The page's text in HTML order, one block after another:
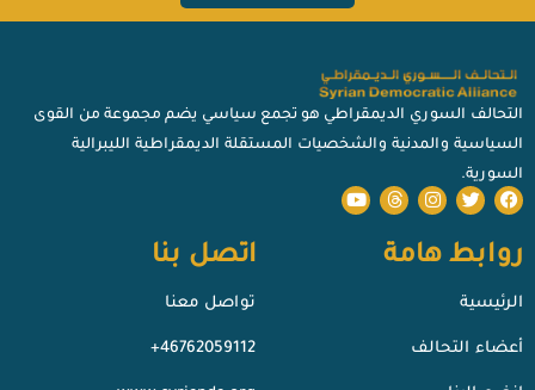
التحالف السوري الديمقراطي هو تجمع سياسي يضم مجموعة من القوى
السياسية والمدنية والشخصيات المستقلة الديمقراطية الليبرالية
السورية.
روابط هامة
الرئيسية
أعضاء التحالف
اتصل بنا
تواصل معنا